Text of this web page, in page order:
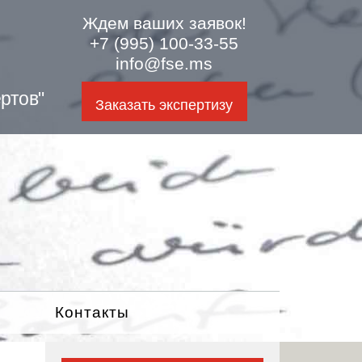
Ждем ваших заявок!
+7 (995) 100-33-55
info@fse.ms
Заказать экспертизу
Контакты